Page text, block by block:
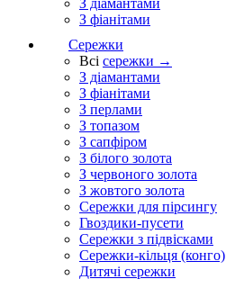
З діамантами
З фіанітами
Сережки
Всі сережки →
З діамантами
З фіанітами
З перлами
З топазом
З сапфіром
З білого золота
З червоного золота
З жовтого золота
Сережки для пірсингу
Гвоздики-пусети
Сережки з підвісками
Сережки-кільця (конго)
Дитячі сережки